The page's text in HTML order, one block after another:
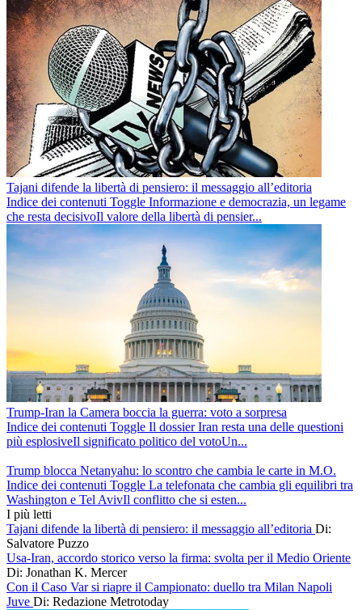
Tajani difende la libertà di pensiero: il messaggio all’editoria
Indice dei contenuti Toggle Informazione e democrazia, un legame
che resta decisivoIl valore della libertà di pensier...
Trump-Iran la Camera boccia la guerra: voto a sorpresa
Indice dei contenuti Toggle Il dossier Iran resta una delle questioni
più esplosiveIl significato politico del votoUn...
Trump blocca Netanyahu: lo scontro che cambia le carte in M.O.
Indice dei contenuti Toggle La telefonata che cambia gli equilibri tra
Washington e Tel AvivIl conflitto che si esten...
I più letti
Tajani difende la libertà di pensiero: il messaggio all’editoria Di:
Salvatore Puzzo
Usa-Iran, accordo storico verso la firma: svolta per il Medio Oriente
Di: Jonathan K. Mercer
Con il Caso Var si riapre il Campionato: duello tra Milan Napoli
Juve Di: Redazione Metrotoday